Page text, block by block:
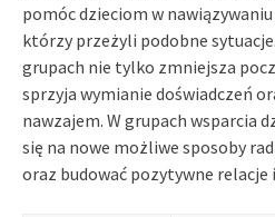
pomóc dzieciom w
którzy przeżyli podobne
grupach nie tylko zmniejsza
sprzyja wymianie doświadczeń
nawzajem. W grupach wsparcia
się na nowe możliwe sposoby
oraz budować pozytywne